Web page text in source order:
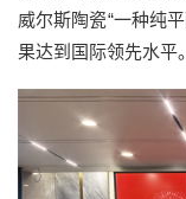
威尔斯陶瓷“一种纯
果达到国际领先水平。